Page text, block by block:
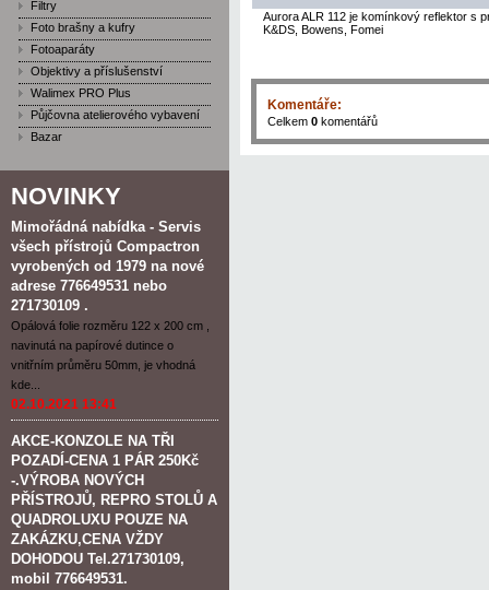
Filtry
Foto brašny a kufry
Fotoaparáty
Objektivy a příslušenství
Walimex PRO Plus
Půjčovna atelierového vybavení
Bazar
NOVINKY
Mimořádná nabídka - Servis
všech přístrojů Compactron
vyrobených od 1979 na nové
adrese 776649531 nebo
271730109 .
Opálová folie rozměru 122 x 200 cm ,
navinutá na papírové dutince o
vnitřním průměru 50mm, je vhodná
kde...
02.10.2021 13:41
AKCE-KONZOLE NA TŘI
POZADÍ-CENA 1 PÁR 250Kč
-.VÝROBA NOVÝCH
PŘÍSTROJŮ, REPRO STOLŮ A
QUADROLUXU POUZE NA
ZAKÁZKU,CENA VŽDY
DOHODOU Tel.271730109,
mobil 776649531.
Aurora ALR 112 je komínkový reflektor s
K&DS, Bowens, Fomei
Komentáře:
Celkem 0 komentářů